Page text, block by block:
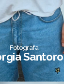
Fotografa
Santoro